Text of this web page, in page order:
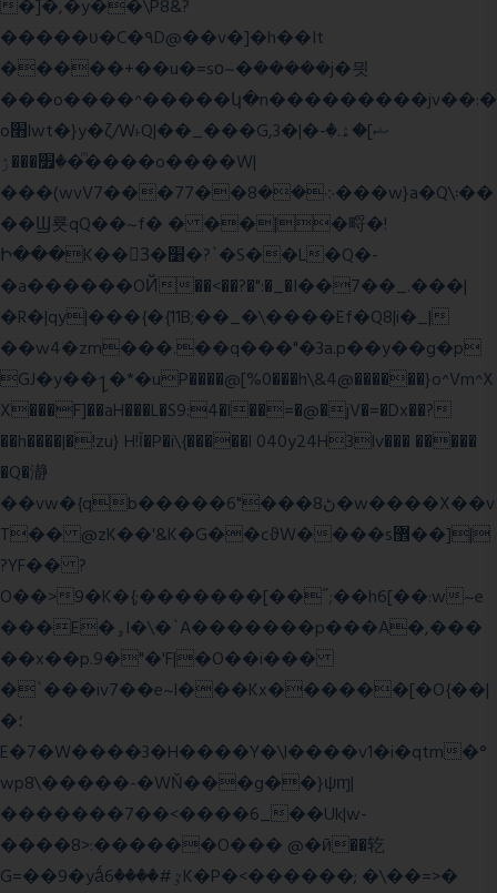
�]�,�y��\P8&?
�����ʋ�C�۹D@��v�]�h��It
�����+��u�=sο~�ܿ�����j�믯
���o����^�����կ�n���������jv��:�
o׫lwt�}y�ζ/W˫Q|��_���G,3�|�ޝ]�ۿ.�-
�׿���ۯ�ͫ����o����W|
���(wvV܀��8��77���7���w}a�Q\܃��
��Ϣ룟qQ��~f� � ��|�㽟�!
Ի���K��3ٓ�׸�?`�S��L�Q�-
�a������OЙ��<��?�":�_�I��7��_.���|
�R�|qy|���{�{11B;��_�\����Ef�Q8|i�_|
��w4�zm���.��q���"�3a.p��y��g�p
GJ�y��႑�*�uP����@[%0���h\&4@������}o^Vm^X
X���F]��aH���L�S9:4�l��=�@�jV�=�Dx��?
��h����|�!zu} H!Ī�P�i\{�����l 040y24H3lv��� �����
�Q�瀞
��vw�{qb�����6"���8ڻ�w����X��v
T�� @zK��'&K�G��cϑW����s޾��]|
?YF�� ?
O��>9�K�{;�������[��˝;��h6[��:w~e
���E�ۅl�\�`A�������p���A�,���
��x��p.9�"�'F|�O��i���
�`���iv7��e~l���Kx������[�O{��|
�؛
E�7�W����3�H����Y�\l����v1�i�qtm�°
wp8\�����-�WŇ���g��}ψɱ|
�������7��<����6_��Uk|w-
����8>:������O��� @�ӣ��䢀
G=��9�yǻٷ#����6K�P�<������; �\��=>�